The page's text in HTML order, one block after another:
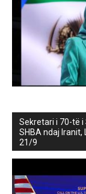
Sekretari i 70-të i
SHBA ndaj
21/9